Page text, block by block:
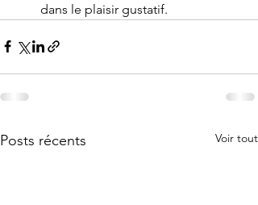
dans le plaisir gustatif.
Posts récents Voir tout